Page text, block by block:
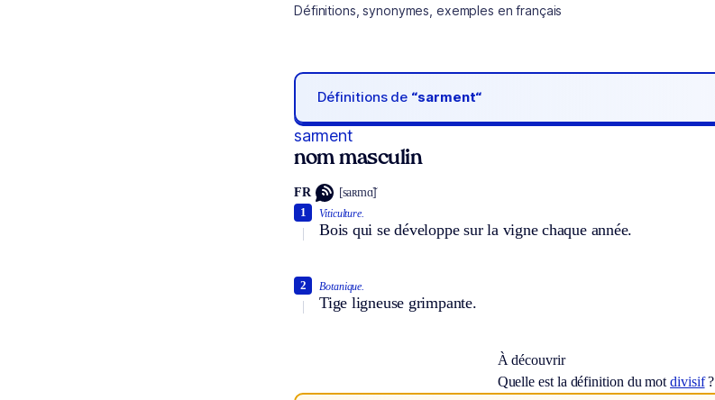
Définitions, synonymes, exemples en français
Définitions de “sarment“
sarment
nom masculin
FR [saʀmɑ̃]
Viticulture.
Bois qui se développe sur la vigne chaque année.
1
Botanique.
Tige ligneuse grimpante.
2
À découvrir
Quelle est la définition du motdivisif?